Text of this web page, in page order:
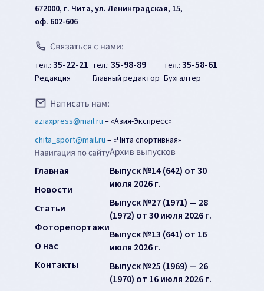
672000, г. Чита, ул. Ленинградская, 15,
оф. 602-606
тел.: 35-22-21
Редакция
тел.: 35-98-89
Главный редактор
тел.: 35-58-61
Бухгалтер
aziaxpress@mail.ru – «Азия-Экспресс»
chita_sport@mail.ru – «Чита спортивная»
Главная
Новости
Статьи
Фоторепортажи
О нас
Контакты
Выпуск №14 (642) от 30
июля 2026 г.
Выпуск №27 (1971) — 28
(1972) от 30 июля 2026 г.
Выпуск №13 (641) от 16
июля 2026 г.
Выпуск №25 (1969) — 26
(1970) от 16 июля 2026 г.